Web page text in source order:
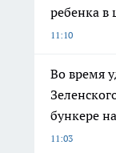
ребенка в
11:10
Во время
бункере
11:03